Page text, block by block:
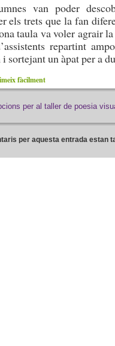
van poder
els trets que la fan
taula va voler agrair
repartint
sortejant un àpat per a
fàcilment
per al taller de poesia
per aquesta entrada estan